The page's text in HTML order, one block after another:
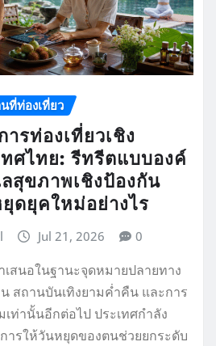
ที่ท่องเที่ยว
รท่องเที่ยวเชิง
ศไทย: รีทรีตแบบองค์
สุขภาพเชิงป้องกัน
ดยุคใหม่อย่างไร
Jul 21, 2026 0
เสนอในฐานะจุดหมายปลายทาง
สถานบันเทิงยามค่ำคืน และการ
ท่านั้นอีกต่อไป ประเทศกำลัง
ารให้วันหยุดของตนช่วยยกระดับ